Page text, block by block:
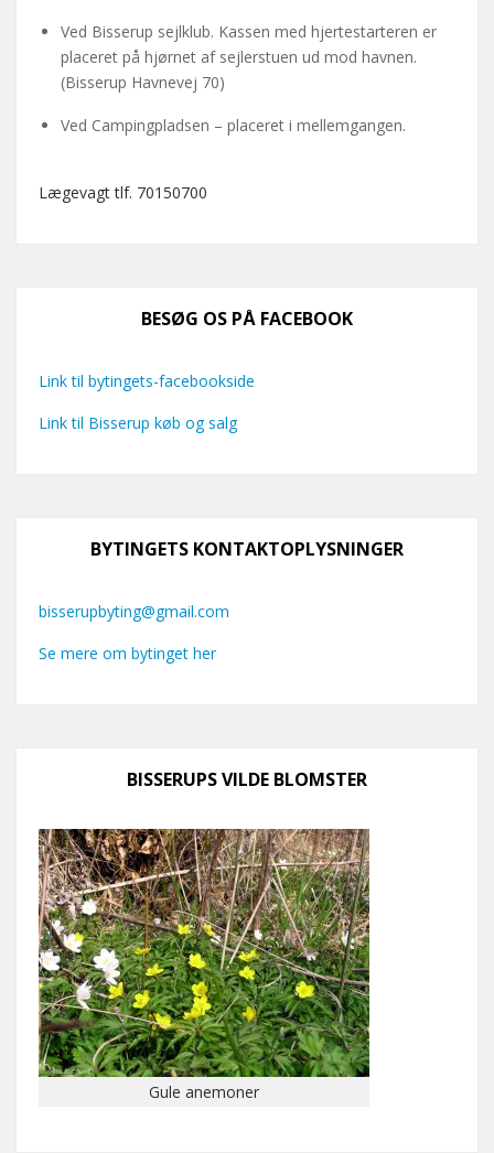
Ved Bisserup sejlklub. Kassen med hjertestarteren er
placeret på hjørnet af sejlerstuen ud mod havnen.
(Bisserup Havnevej 70)
Ved Campingpladsen – placeret i mellemgangen.
Lægevagt tlf. 70150700
BESØG OS PÅ FACEBOOK
Link til bytingets-facebookside
Link til Bisserup køb og salg
BYTINGETS KONTAKTOPLYSNINGER
bisserupbyting@gmail.com
Se mere om bytinget her
BISSERUPS VILDE BLOMSTER
Gule anemoner